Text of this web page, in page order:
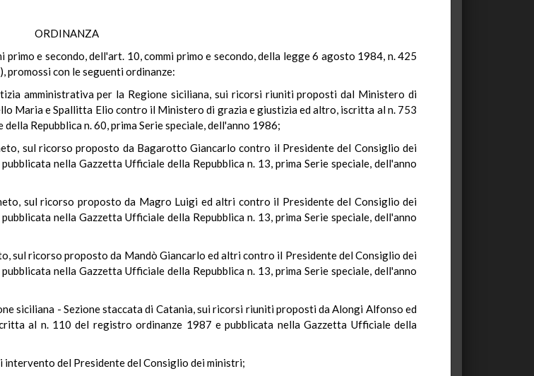
ORDINANZA
e secondo, dell'art. 10, commi primo e secondo, della legge 6 agosto 1984, n. 425
con le seguenti ordinanze:
amministrativa per la Regione siciliana, sui ricorsi riuniti proposti dal Ministero di
Maria e Spallitta Elio contro il Ministero di grazia e giustizia ed altro, iscritta al n. 753
Repubblica n. 60, prima Serie speciale, dell'anno 1986;
sul ricorso proposto da Bagarotto Giancarlo contro il Presidente del Consiglio dei
nella Gazzetta Ufficiale della Repubblica n. 13, prima Serie speciale, dell'anno
sul ricorso proposto da Magro Luigi ed altri contro il Presidente del Consiglio dei
nella Gazzetta Ufficiale della Repubblica n. 13, prima Serie speciale, dell'anno
sul ricorso proposto da Mandò Giancarlo ed altri contro il Presidente del Consiglio dei
nella Gazzetta Ufficiale della Repubblica n. 13, prima Serie speciale, dell'anno
siciliana - Sezione staccata di Catania, sui ricorsi riuniti proposti da Alongi Alfonso ed
al n. 110 del registro ordinanze 1987 e pubblicata nella Gazzetta Ufficiale della
del Presidente del Consiglio dei ministri;